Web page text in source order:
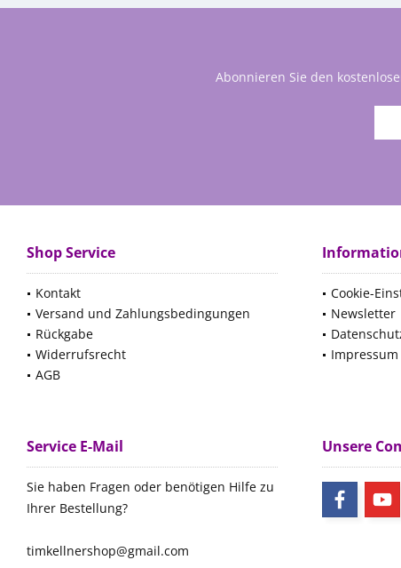
Abonnieren Sie den
Shop Service
Kontakt
Versand und Zahlungsbedingungen
Rückgabe
Widerrufsrecht
AGB
Cookie-
Newsletter
Impressum
Service E-Mail
Sie haben Fragen oder benötigen Hilfe zu
Ihrer Bestellung?
timkellnershop@gmail.com
Unsere